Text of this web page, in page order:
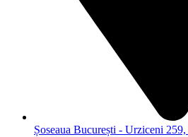
Șoseaua București - Urziceni